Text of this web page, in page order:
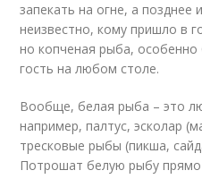
запекать на огне, а позднее
неизвестно, кому пришло в
но копченая рыба,
гость на любом столе.
Вообще, белая рыба – это
например, палтус, эсколар
тресковые рыбы (пикша,
Потрошат белую рыбу